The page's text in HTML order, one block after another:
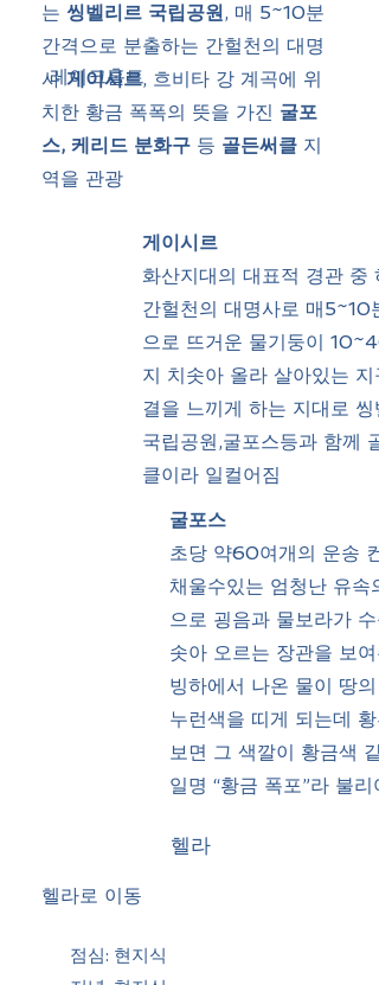
는 씽벨리르 국립공원, 매 5~10분
간격으로 분출하는 간헐천의 대명
사게이시르, 흐비타 강 계곡에 위
치한 황금 폭폭의 뜻을 가진 굴포
스, 케리드 분화구 등 골든써클 지
역을 관광
레이크홀트
게이시르
화산지대의 대표적 경관 중
간헐천의 대명사로 매5~10
으로 뜨거운 물기둥이
지 치솟아 올라 살아있는 지
결을 느끼게 하는 지대로 씽
국립공원,굴포스등과 함께
클이라 일컬어짐
굴포스
초당 약60여개의 운송
채울수있는 엄청난 유속
으로 굉음과 물보라가 수
솟아 오르는 장관을 보여
빙하에서 나온 물이 땅의
누런색을 띠게 되는데 황
보면 그 색깔이 황금색 같
일명 “황금 폭포”라 불리
헬라
헬라로 이동
점심: 현지식